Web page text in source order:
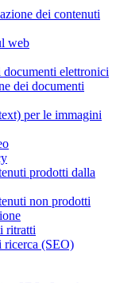
dei contenuti
web
elettronici
dei documenti
per le immagini
prodotti dalla
non prodotti
ritratti
ricerca (SEO)